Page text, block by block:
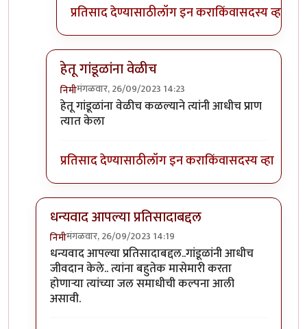
प्रतिसाद देण्यासाठीलॉग इन कराकिंवासदस्य व्हा
हेतू गांडूळांना वेळीच
निमीमंगळवार, 26/09/2023 14:23
In reply toटपोरे गांडुळ आहेत, ही गांडुळंbyगवि
हेतू गांडूळांना वेळीच कळल्याने त्यांनी आधीच प्राण
त्यात केला
प्रतिसाद देण्यासाठीलॉग इन कराकिंवासदस्य व्हा
धन्यवाद आपल्या प्रतिसादाबद्दल
निमीमंगळवार, 26/09/2023 14:19
In reply toछान. खत प्रकल्प आवडला. आमच्याby
धन्यवाद आपल्या प्रतिसादाबद्दल..गांडूळांनी आधीच
जीवदान केले.. त्यांना बहुतेक मासेमारी करता
होणाऱ्या त्यांच्या जल समाधीची कल्पना आली
असावी.